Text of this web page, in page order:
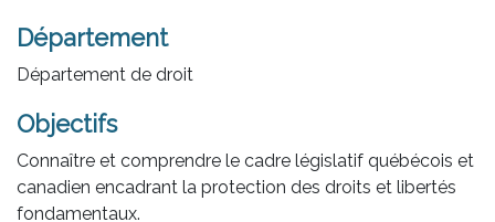
Département
Département de droit
Objectifs
Connaître et comprendre le cadre législatif québécois et
canadien encadrant la protection des droits et libertés
fondamentaux.